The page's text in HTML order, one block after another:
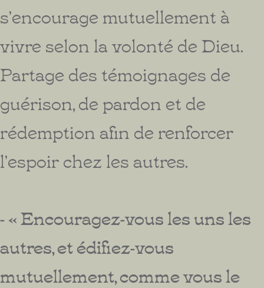
s’encourage mutuellement à
vivre selon la volonté de Dieu.
Partage des témoignages de
guérison, de pardon et de
rédemption afin de renforcer
l’espoir chez les autres.
- « Encouragez-vous les uns les
autres, et édifiez-vous
mutuellement, comme vous le